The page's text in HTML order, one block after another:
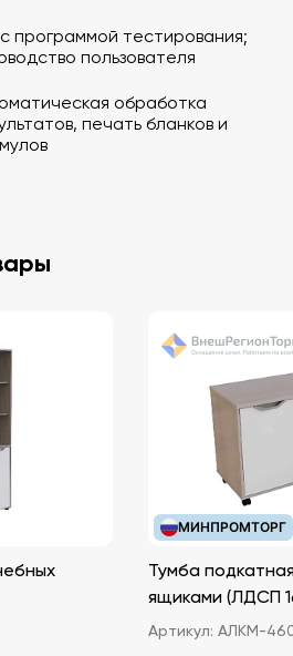
компьютеров – 6 шт.
при наличии диска в
Эта версия предназначена
тестирования. Компьютеры
в локальную сеть. В этой
программой тестирования;
пользователя
обработка
печать бланков и
МИНПРОМТОРГ
Тумба
ящиками
Артикул: АЛКМ-